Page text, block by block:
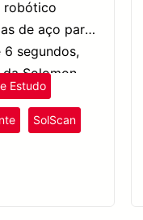
robótico
de aço para
segundos,
Solomon.
Estudo
SolScan